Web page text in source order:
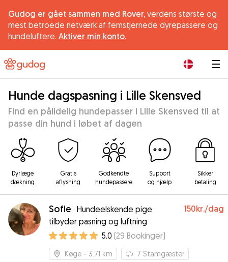
Gudog er gået sammen med Rover, verdens største og
mest betroede netværk af femstjernede dyrepassere og
hundeluftere. Aktiver min konto.
Hunde dagspasning i Lille Skensved
Find en pålidelig hundepasser i Lille Skensved til at
passe din hund i løbet af dagen
Dyrlæge
dækning
Gratis
aflysning
Godkendte
hundepassere
Support
og hjælp
Sikker
betaling
Sofie · Hundeelskende pige
tilbyder pasning og luftning
150kr./dag
5.0 (29 Bookinger)
Køge - 3.71 km 7 Stamgæster